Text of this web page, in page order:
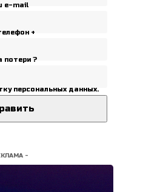
e-mail
+
потери ?
персональных данных.
-